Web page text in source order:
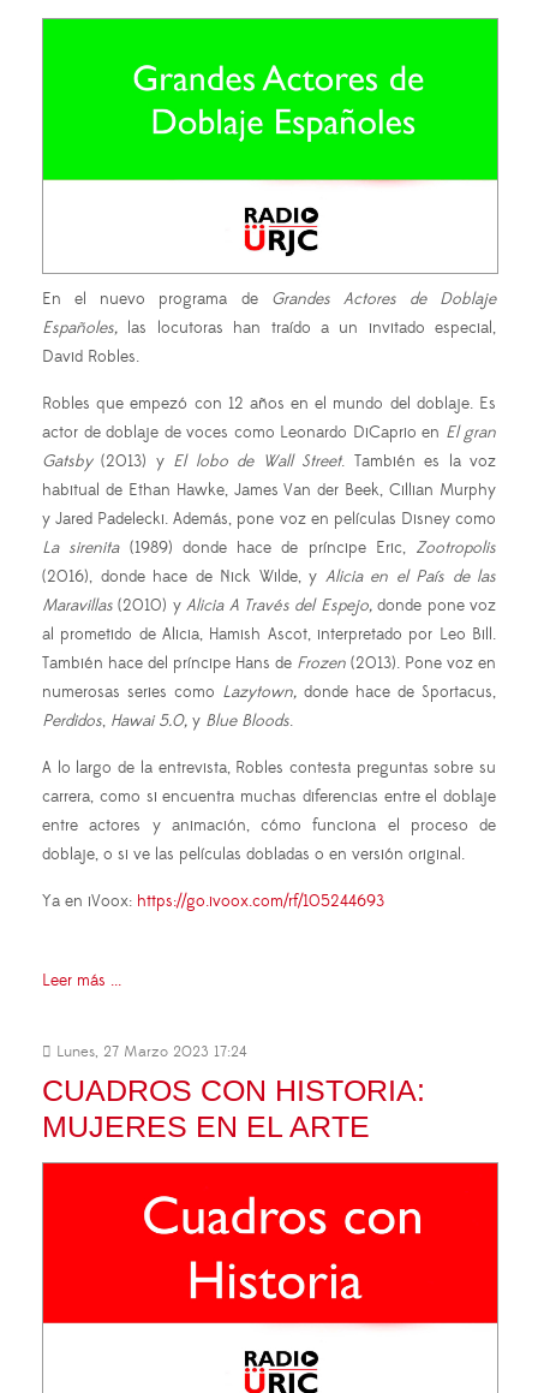
En el nuevo programa de Grandes Actores de Doblaje
Españoles, las locutoras han traído a un invitado especial,
David Robles.
Robles que empezó con 12 años en el mundo del doblaje. Es
actor de doblaje de voces como Leonardo DiCaprio en El gran
Gatsby(2013) y El lobo de Wall Street. También es la voz
habitual de Ethan Hawke, James Van der Beek, Cillian Murphy
y Jared Padelecki. Además, pone voz en películas Disney como
La sirenita(1989) donde hace de príncipe Eric, Zootropolis
(2016), donde hace de Nick Wilde, y Alicia en el País de las
Maravillas(2010) yAlicia A Través del Espejo,donde pone voz
al prometido de Alicia, Hamish Ascot, interpretado por Leo Bill.
También hace del príncipe Hans de Frozen (2013). Pone voz en
numerosas series como Lazytown, donde hace de Sportacus,
Perdidos, Hawai 5.0, y Blue Bloods.
A lo largo de la entrevista, Robles contesta preguntas sobre su
carrera, como si encuentra muchas diferencias entre el doblaje
entre actores y animación, cómo funciona el proceso de
doblaje, o si ve las películas dobladas o en versión original.
Ya en iVoox: https://go.ivoox.com/rf/105244693
Leer más ...
Lunes, 27 Marzo 2023 17:24
CUADROS CON HISTORIA:
MUJERES EN EL ARTE